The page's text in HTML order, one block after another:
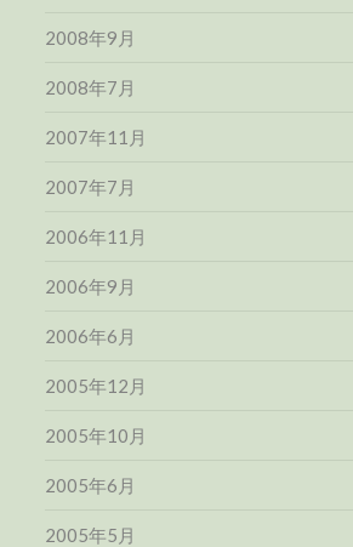
2008年9月
2008年7月
2007年11月
2007年7月
2006年11月
2006年9月
2006年6月
2005年12月
2005年10月
2005年6月
2005年5月